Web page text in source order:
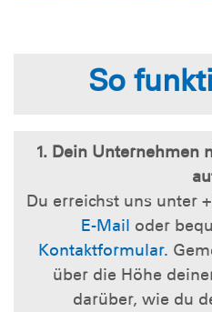
So
1. Dein Unternehmen
Du erreichst uns unter
E-Mail oder
Kontaktformular.
über die Höhe
darüber, wie du